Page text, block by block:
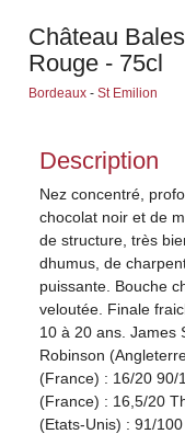
Château
Rouge - 75cl
Bordeaux -St Emilion
Description
Nez concentré,
chocolat noir et de
de structure, très
dhumus, de
puissante. Bouche
veloutée. Finale
10 à 20 ans. James
Robinson
(France) : 16/20 90/
(France) : 16,5/20
(Etats-Unis) : 91/